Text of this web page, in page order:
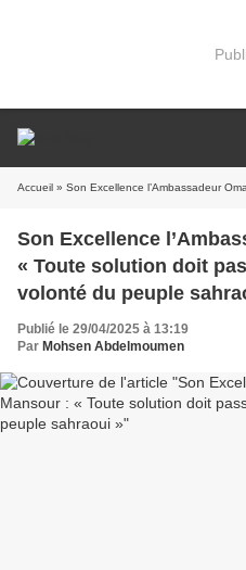
Accueil » Son Excellence l’Ambassadeur Omar Mansour : « Toute
Son Excellence
« Toute solution doit
volonté du peuple
Publié le 29/04/2025 à 13:19
Par Mohsen Abdelmoumen